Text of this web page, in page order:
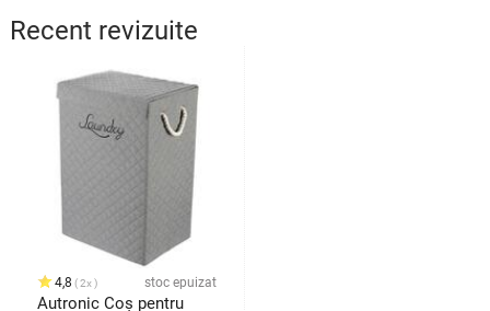
Recent revizuite
4,8 2x stoc epuizat
Autronic Coș pentru